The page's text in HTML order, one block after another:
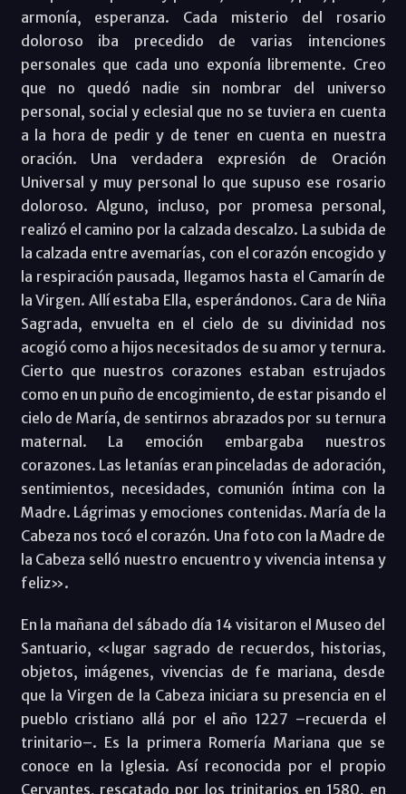
armonía, esperanza. Cada misterio del rosario
doloroso iba precedido de varias intenciones
personales que cada uno exponía libremente. Creo
que no quedó nadie sin nombrar del universo
personal, social y eclesial que no se tuviera en cuenta
a la hora de pedir y de tener en cuenta en nuestra
oración. Una verdadera expresión de Oración
Universal y muy personal lo que supuso ese rosario
doloroso. Alguno, incluso, por promesa personal,
realizó el camino por la calzada descalzo. La subida de
la calzada entre avemarías, con el corazón encogido y
la respiración pausada, llegamos hasta el Camarín de
la Virgen. Allí estaba Ella, esperándonos. Cara de Niña
Sagrada, envuelta en el cielo de su divinidad nos
acogió como a hijos necesitados de su amor y ternura.
Cierto que nuestros corazones estaban estrujados
como en un puño de encogimiento, de estar pisando el
cielo de María, de sentirnos abrazados por su ternura
maternal. La emoción embargaba nuestros
corazones. Las letanías eran pinceladas de adoración,
sentimientos, necesidades, comunión íntima con la
Madre. Lágrimas y emociones contenidas. María de la
Cabeza nos tocó el corazón. Una foto con la Madre de
la Cabeza selló nuestro encuentro y vivencia intensa y
feliz».
En la mañana del sábado día 14 visitaron el Museo del
Santuario, «lugar sagrado de recuerdos, historias,
objetos, imágenes, vivencias de fe mariana, desde
que la Virgen de la Cabeza iniciara su presencia en el
pueblo cristiano allá por el año 1227 –recuerda el
trinitario–. Es la primera Romería Mariana que se
conoce en la Iglesia. Así reconocida por el propio
Cervantes, rescatado por los trinitarios en 1580, en